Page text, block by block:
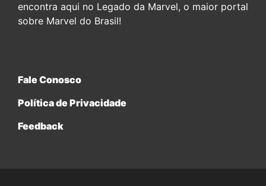
encontra aqui no Legado da Marvel, o maior portal
sobre Marvel do Brasil!
Fale Conosco
Política de Privacidade
Feedback